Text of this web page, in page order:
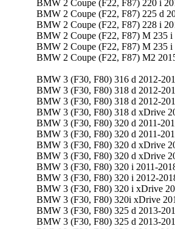
BMW 2 Coupe (F22, F87) 220 i
BMW 2 Coupe (F22, F87) 225 d
BMW 2 Coupe (F22, F87) 228 i
BMW 2 Coupe (F22, F87) M 235
BMW 2 Coupe (F22, F87) M 235
BMW 2 Coupe (F22, F87) M2
BMW 3 (F30, F80) 316 d 2012-
BMW 3 (F30, F80) 318 d 2012-
BMW 3 (F30, F80) 318 d 2012-
BMW 3 (F30, F80) 318 d xDrive
BMW 3 (F30, F80) 320 d 2011-
BMW 3 (F30, F80) 320 d 2011-
BMW 3 (F30, F80) 320 d xDrive
BMW 3 (F30, F80) 320 d xDrive
BMW 3 (F30, F80) 320 i 2011-
BMW 3 (F30, F80) 320 i 2012-
BMW 3 (F30, F80) 320 i xDrive
BMW 3 (F30, F80) 320i xDrive
BMW 3 (F30, F80) 325 d 2013-
BMW 3 (F30, F80) 325 d 2013-